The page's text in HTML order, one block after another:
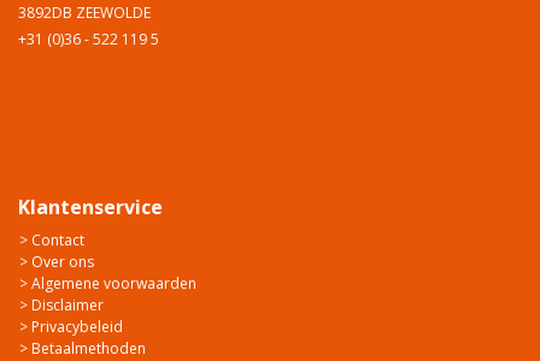
3892DB ZEEWOLDE
+31 (0)36 - 522 119 5
Klantenservice
> Contact
> Over ons
> Algemene voorwaarden
> Disclaimer
> Privacybeleid
> Betaalmethoden